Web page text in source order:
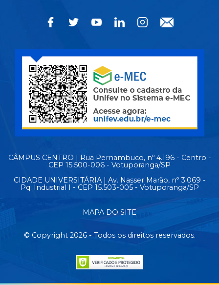
CÂMPUS CENTRO | Rua Pernambuco, nº 4.196 - Centro -
CEP 15.500-006 - Votuporanga/SP
CIDADE UNIVERSITÁRIA | Av. Nasser Marão, nº 3.069 -
Pq. Industrial I - CEP 15.503-005 - Votuporanga/SP
MAPA DO SITE
© Copyright 2026 - Todos os direitos reservados.